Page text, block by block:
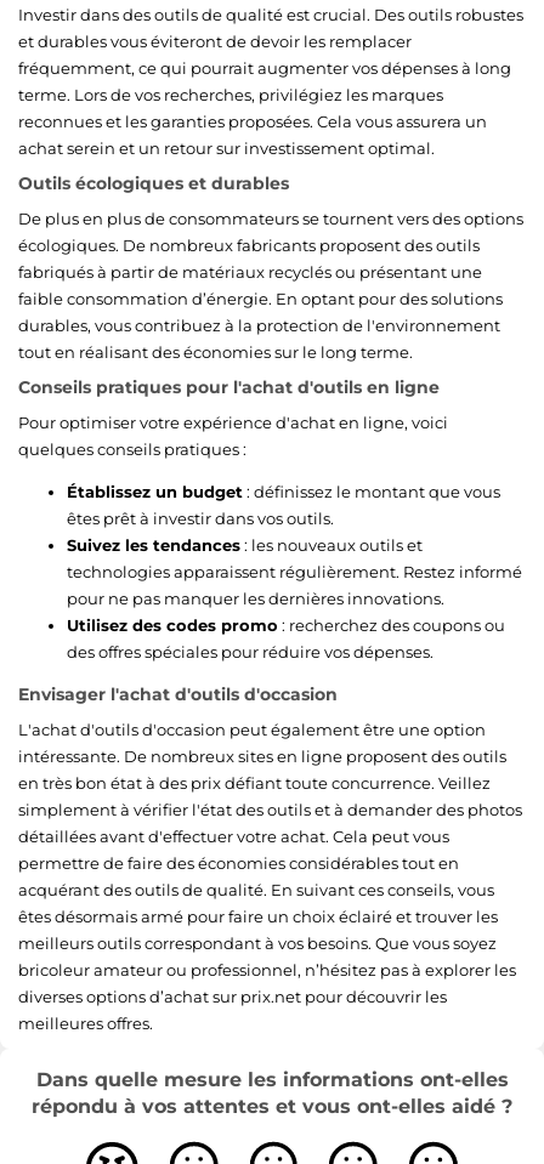
Investir dans des outils de qualité est crucial. Des outils robustes
et durables vous éviteront de devoir les remplacer
fréquemment, ce qui pourrait augmenter vos dépenses à long
terme. Lors de vos recherches, privilégiez les marques
reconnues et les garanties proposées. Cela vous assurera un
achat serein et un retour sur investissement optimal.
Outils écologiques et durables
De plus en plus de consommateurs se tournent vers des options
écologiques. De nombreux fabricants proposent des outils
fabriqués à partir de matériaux recyclés ou présentant une
faible consommation d’énergie. En optant pour des solutions
durables, vous contribuez à la protection de l'environnement
tout en réalisant des économies sur le long terme.
Conseils pratiques pour l'achat d'outils en ligne
Pour optimiser votre expérience d'achat en ligne, voici
quelques conseils pratiques :
Établissez un budget : définissez le montant que vous
êtes prêt à investir dans vos outils.
Suivez les tendances: les nouveaux outils et
technologies apparaissent régulièrement. Restez informé
pour ne pas manquer les dernières innovations.
Utilisez des codes promo : recherchez des coupons ou
des offres spéciales pour réduire vos dépenses.
Envisager l'achat d'outils d'occasion
L'achat d'outils d'occasion peut également être une option
intéressante. De nombreux sites en ligne proposent des outils
en très bon état à des prix défiant toute concurrence. Veillez
simplement à vérifier l'état des outils et à demander des photos
détaillées avant d'effectuer votre achat. Cela peut vous
permettre de faire des économies considérables tout en
acquérant des outils de qualité. En suivant ces conseils, vous
êtes désormais armé pour faire un choix éclairé et trouver les
meilleurs outils correspondant à vos besoins. Que vous soyez
bricoleur amateur ou professionnel, n’hésitez pas à explorer les
diverses options d’achat sur prix.net pour découvrir les
meilleures offres.
Dans quelle mesure les informations ont-elles
répondu à vos attentes et vous ont-elles aidé ?